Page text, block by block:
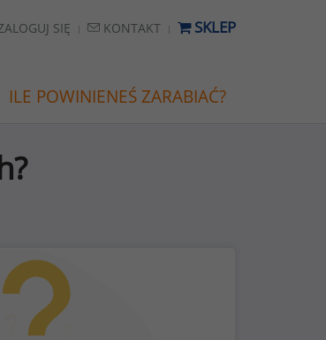
SIĘ KONTAKT SKLEP
ILE POWINIENEŚ ZARABIAĆ?